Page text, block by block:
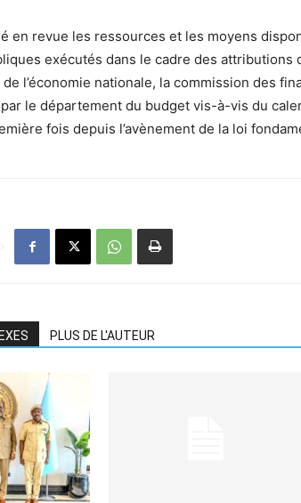
en revue les ressources et les moyens
exécutés dans le cadre des
l’économie nationale, la commission des
le département du budget vis-à-vis du
fois depuis l’avènement de la loi
PLUS DE L'AUTEUR